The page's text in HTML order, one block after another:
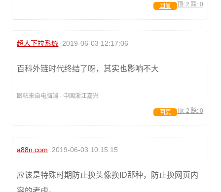
顶: 2 踩: 0
回复
超人下拉系统 2019-06-03 12:17:06
百科外链时代终结了呀，其实也影响不大
跟帖来自电脑端 · 中国浙江嘉兴
顶: 2 踩: 0
回复
a88n.com 2019-06-03 10:15:15
应该是特殊时期防止换头像换ID那种，防止换网页内